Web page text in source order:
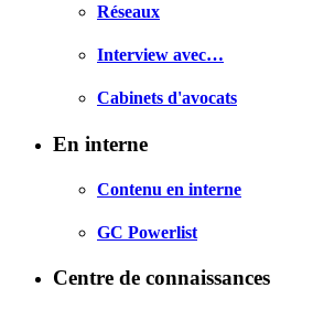
Réseaux
Interview avec…
Cabinets d'avocats
En interne
Contenu en interne
GC Powerlist
Centre de connaissances